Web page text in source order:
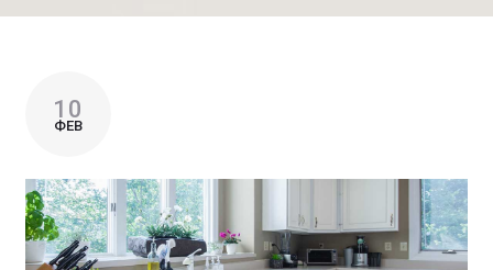
МЕТКА:
СТОЛЕШНИЦА
10
ФЕВ